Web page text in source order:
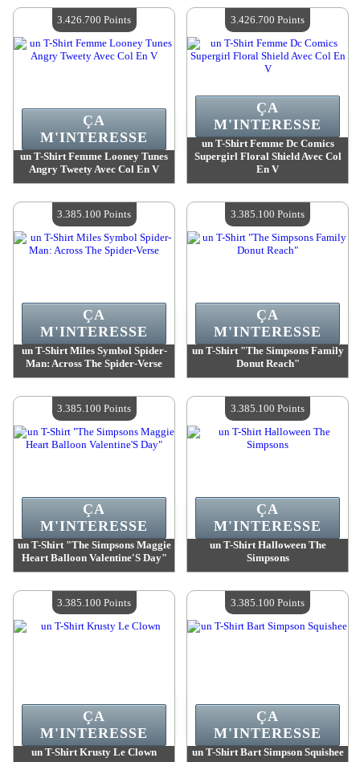
Quantité Disponible :4
Quantité Disponible :4
un T-Shirt Femme Looney Tunes
Angry Tweety Avec Col En V
Quantité Disponible :4
ÇA
M'INTERESSE
3.426.700 Points
un T-Shirt Femme Dc Comics
Supergirl Floral Shield Avec Col
En V
Quantité Disponible :4
ÇA
M'INTERESSE
3.426.700 Points
un T-Shirt Miles Symbol Spider-
Man: Across The Spider-Verse
Quantité Disponible :4
ÇA
M'INTERESSE
3.385.100 Points
un T-Shirt "The Simpsons Family
Donut Reach"
Quantité Disponible :4
ÇA
M'INTERESSE
3.385.100 Points
un T-Shirt "The Simpsons Maggie
Heart Balloon Valentine'S Day"
Quantité Disponible :4
ÇA
M'INTERESSE
3.385.100 Points
un T-Shirt Halloween The
Simpsons
Quantité Disponible :4
ÇA
M'INTERESSE
3.385.100 Points
un T-Shirt Krusty Le Clown
ÇA
M'INTERESSE
3.385.100 Points
un T-Shirt Bart Simpson Squishee
ÇA
M'INTERESSE
3.385.100 Points